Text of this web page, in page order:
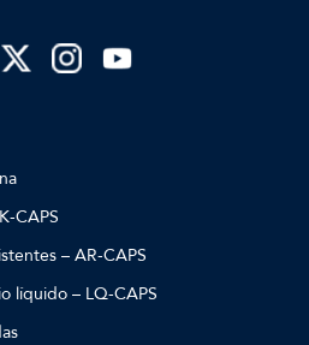
CAPS
– AR-CAPS
líquido – LQ-CAPS